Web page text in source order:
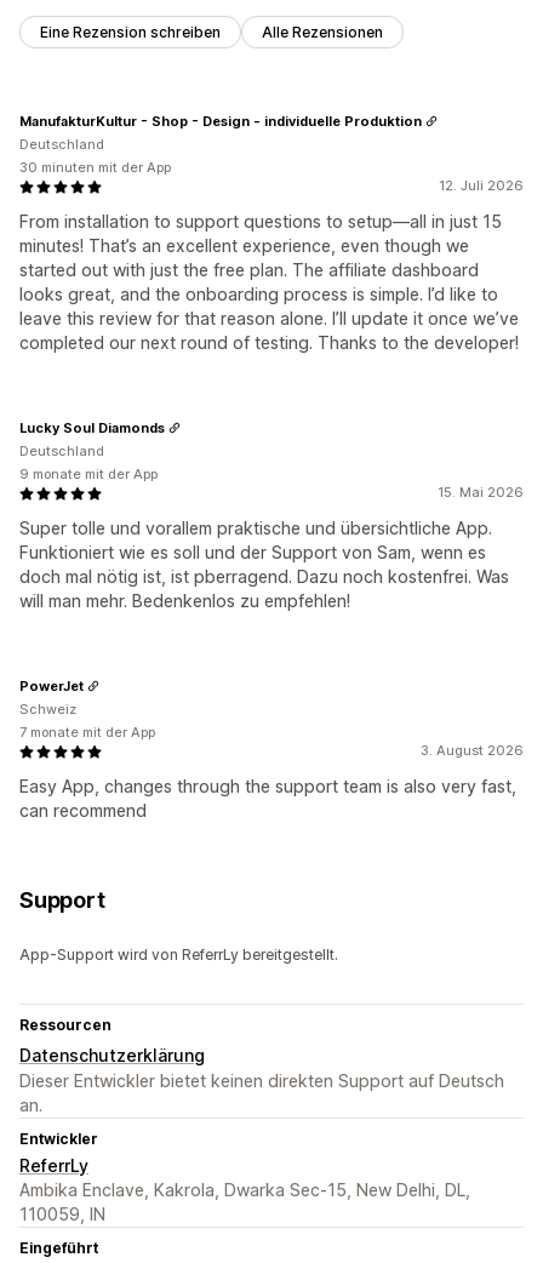
Eine Rezension schreiben Alle Rezensionen
12. Juli 2026
From installation to support questions to setup—all in just 15
minutes! That’s an excellent experience, even though we
started out with just the free plan. The affiliate dashboard
looks great, and the onboarding process is simple. I’d like to
leave this review for that reason alone. I’ll update it once we’ve
completed our next round of testing. Thanks to the developer!
ManufakturKultur - Shop - Design - individuelle Produktion
Deutschland
30 minuten mit der App
15. Mai 2026
Super tolle und vorallem praktische und übersichtliche App.
Funktioniert wie es soll und der Support von Sam, wenn es
doch mal nötig ist, ist pberragend. Dazu noch kostenfrei. Was
will man mehr. Bedenkenlos zu empfehlen!
Lucky Soul Diamonds
Deutschland
9 monate mit der App
3. August 2026
Easy App, changes through the support team is also very fast,
can recommend
PowerJet
Schweiz
7 monate mit der App
Support
App-Support wird von ReferrLy bereitgestellt.
Ressourcen
Datenschutzerklärung
Dieser Entwickler bietet keinen direkten Support auf Deutsch
an.
Entwickler
ReferrLy
Ambika Enclave, Kakrola, Dwarka Sec-15, New Delhi, DL,
110059, IN
Eingeführt